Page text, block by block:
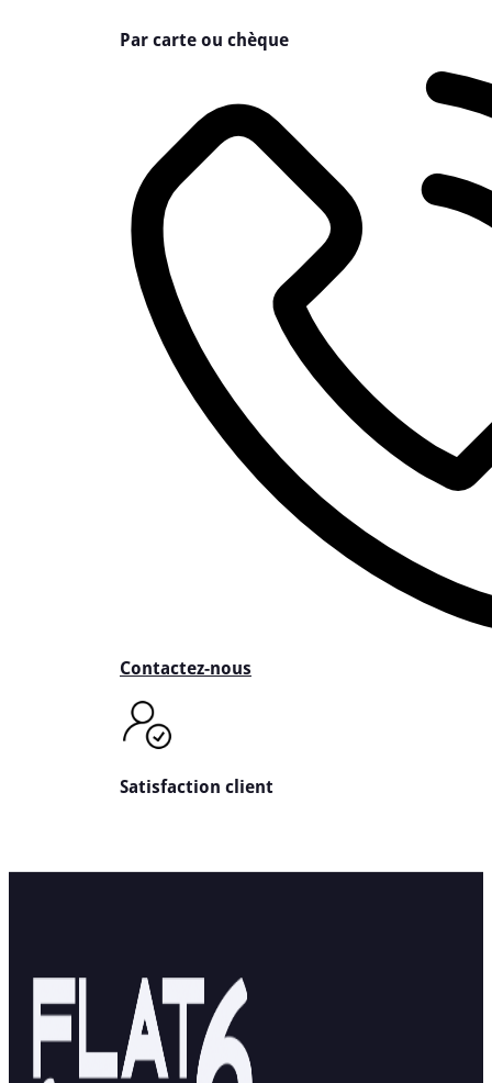
Par carte ou chèque
Contactez-nous
Satisfaction client